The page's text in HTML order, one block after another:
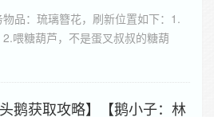
品：琉璃簪花，刷新位置如下：1.
喂糖葫芦，不是蛋叉叔叔的糖葫
鹅获取攻略】【鹅小子：林